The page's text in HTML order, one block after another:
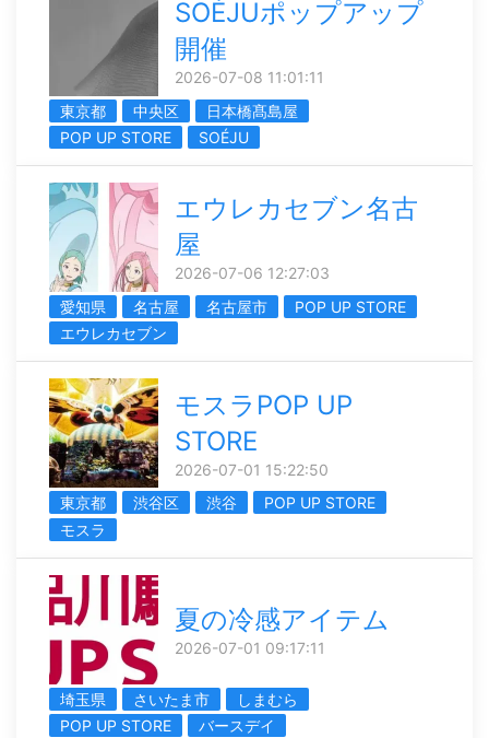
SOÉJUポップアップ
開催
2026-07-08 11:01:11
東京都
中央区
日本橋髙島屋
POP UP STORE
SOÉJU
エウレカセブン名古
屋
2026-07-06 12:27:03
愛知県
名古屋 名古屋市
POP UP STORE
エウレカセブン
モスラPOP UP
STORE
2026-07-01 15:22:50
東京都
渋谷区 渋谷
POP UP STORE
モスラ
夏の冷感アイテム
2026-07-01 09:17:11
埼玉県 さいたま市
しまむら
POP UP STORE
バースデイ